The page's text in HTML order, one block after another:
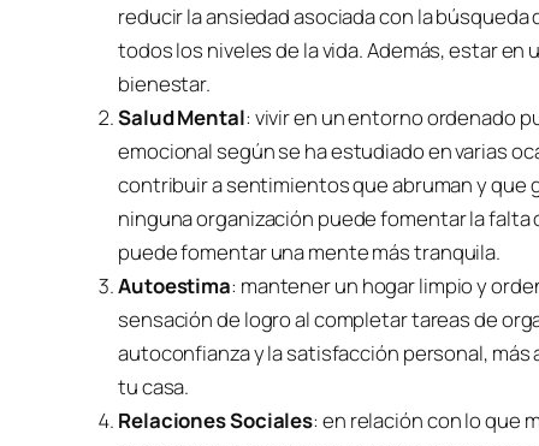
reducir la ansiedad asociada con la
todos los niveles de la vida. Además, estar
bienestar.
Salud Mental: vivir en un entorno ordenado
emocional según se ha estudiado en varias
contribuir a sentimientos que abruman y que
ninguna organización puede fomentar la
puede fomentar una mente más tranquila.
Autoestima: mantener un hogar limpio y
sensación de logro al completar tareas de
autoconfianza y la satisfacción personal, más
tu casa.
Relaciones Sociales: en relación con lo que